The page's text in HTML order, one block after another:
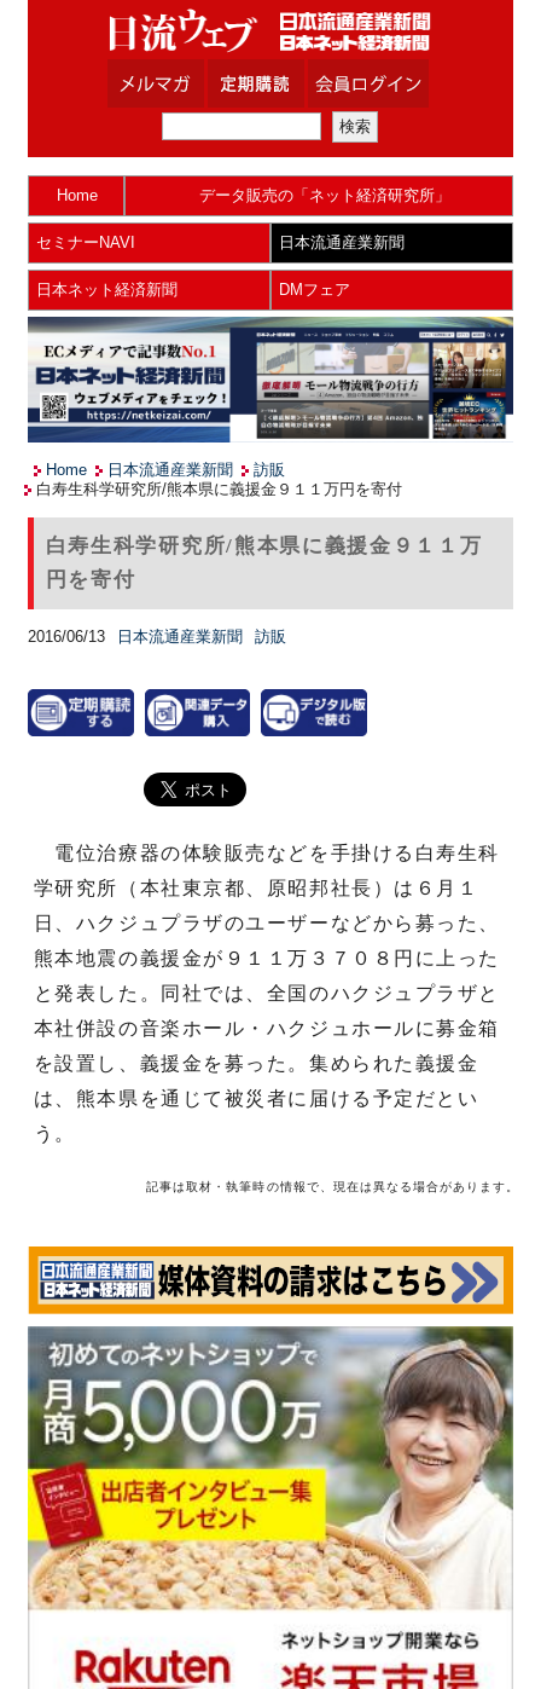
Home データ販売の「ネット経済研究所」
セミナーNAVI 日本流通産業新聞
日本ネット経済新聞 DMフェア
Home 日本流通産業新聞
訪販
白寿生科学研究所/熊本県に義援金９１１万円を寄付
白寿生科学研究所/熊本県に義援金９１１万
円を寄付
2016/06/13 日本流通産業新聞 訪販
電位治療器の体験販売などを手掛ける白寿生科
学研究所（本社東京都、原昭邦社長）は６月１
日、ハクジュプラザのユーザーなどから募った、
熊本地震の義援金が９１１万３７０８円に上った
と発表した。同社では、全国のハクジュプラザと
本社併設の音楽ホール・ハクジュホールに募金箱
を設置し、義援金を募った。集められた義援金
は、熊本県を通じて被災者に届ける予定だとい
う。
記事は取材・執筆時の情報で、現在は異なる場合があります。